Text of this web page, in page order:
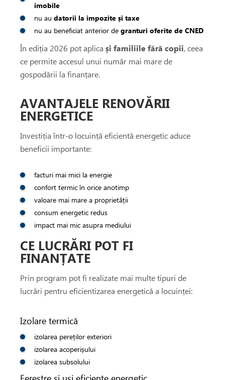
imobile
nu au datorii la impozite și taxe
nu au beneficiat anterior de granturi oferite de CNED
În ediția 2026 pot aplica și familiile fără copii, ceea
ce permite accesul unui număr mai mare de
gospodării la finanțare.
AVANTAJELE RENOVĂRII
ENERGETICE
Investiția într-o locuință eficientă energetic aduce
beneficii importante:
facturi mai mici la energie
confort termic în orice anotimp
valoare mai mare a proprietății
consum energetic redus
impact mai mic asupra mediului
CE LUCRĂRI POT FI
FINANȚATE
Prin program pot fi realizate mai multe tipuri de
lucrări pentru eficientizarea energetică a locuinței:
Izolare termică
izolarea pereților exteriori
izolarea acoperișului
izolarea subsolului